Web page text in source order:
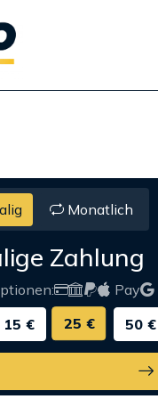
Monatlich
Zahlung
Pay
15 € 25 € 50 €